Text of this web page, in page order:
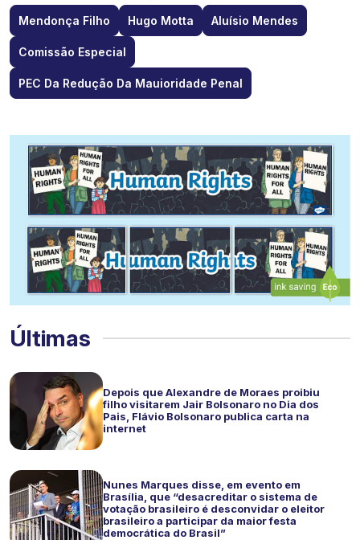
Mendonça Filho Hugo Motta Aluísio Mendes
Comissão Especial
PEC Da Redução Da Mauioridade Penal
Últimas
Depois que Alexandre de Moraes proibiu
filho visitarem Jair Bolsonaro no Dia dos
Pais, Flávio Bolsonaro publica carta na
internet
Nunes Marques disse, em evento em
Brasília, que “desacreditar o sistema de
votação brasileiro é desconvidar o eleitor
brasileiro a participar da maior festa
democrática do Brasil”